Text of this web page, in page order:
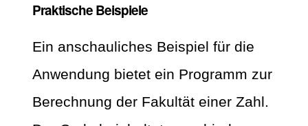
Praktische Beispiele
Ein anschauliches Beispiel für die
Anwendung bietet ein Programm zur
Berechnung der Fakultät einer Zahl.